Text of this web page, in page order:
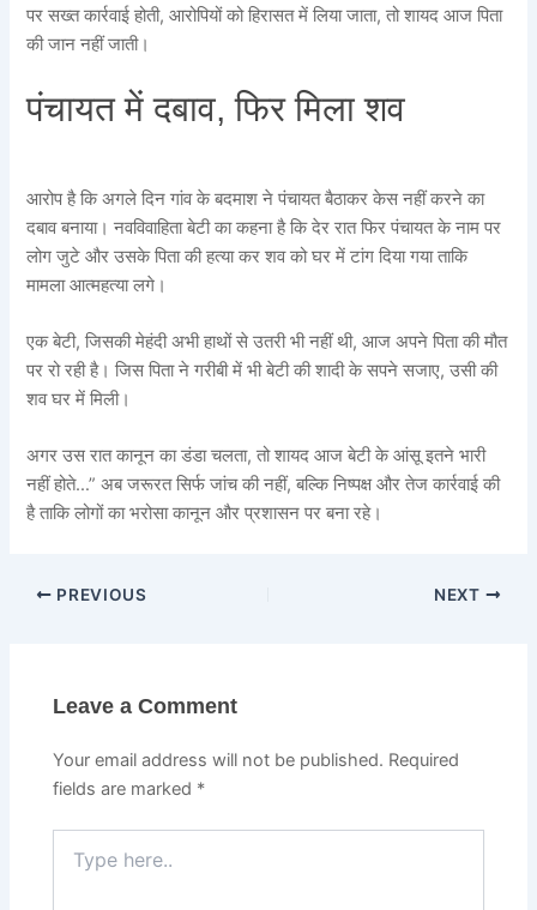
पर सख्त कार्रवाई होती, आरोपियों को हिरासत में लिया जाता, तो शायद आज पिता
की जान नहीं जाती।
पंचायत में दबाव, फिर मिला शव
आरोप है कि अगले दिन गांव के बदमाश ने पंचायत बैठाकर केस नहीं करने का
दबाव बनाया। नवविवाहिता बेटी का कहना है कि देर रात फिर पंचायत के नाम पर
लोग जुटे और उसके पिता की हत्या कर शव को घर में टांग दिया गया ताकि
मामला आत्महत्या लगे।
एक बेटी, जिसकी मेहंदी अभी हाथों से उतरी भी नहीं थी, आज अपने पिता की मौत
पर रो रही है। जिस पिता ने गरीबी में भी बेटी की शादी के सपने सजाए, उसी की
शव घर में मिली।
अगर उस रात कानून का डंडा चलता, तो शायद आज बेटी के आंसू इतने भारी
नहीं होते…” अब जरूरत सिर्फ जांच की नहीं, बल्कि निष्पक्ष और तेज कार्रवाई की
है ताकि लोगों का भरोसा कानून और प्रशासन पर बना रहे।
PREVIOUS NEXT
Leave a Comment
Your email address will not be published. Required
fields are marked *
here..